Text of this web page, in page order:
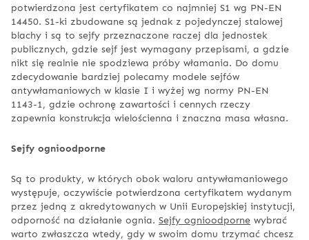
potwierdzona jest certyfikatem co najmniej S1 wg PN-EN
14450. S1-ki zbudowane są jednak z pojedynczej stalowej
blachy i są to sejfy przeznaczone raczej dla jednostek
publicznych, gdzie sejf jest wymagany przepisami, a gdzie
nikt się realnie nie spodziewa próby włamania. Do domu
zdecydowanie bardziej polecamy modele sejfów
antywłamaniowych w klasie I i wyżej wg normy PN-EN
1143-1, gdzie ochronę zawartości i cennych rzeczy
zapewnia konstrukcja wielościenna i znaczna masa własna.
Sejfy ognioodporne
Są to produkty, w których obok waloru antywłamaniowego
występuje, oczywiście potwierdzona certyfikatem wydanym
przez jedną z akredytowanych w Unii Europejskiej instytucji,
odporność na działanie ognia. Sejfy ognioodporne wybrać
warto zwłaszcza wtedy, gdy w swoim domu trzymać chcesz